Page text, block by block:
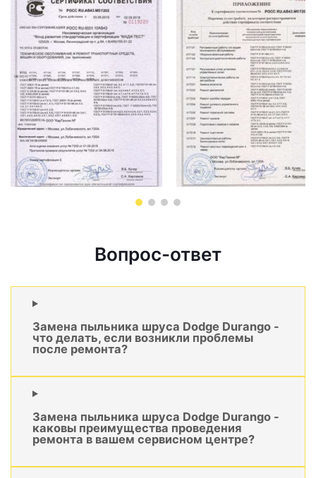
Вопрос-ответ
Замена пыльника шруса Dodge Durango -
что делать, если возникли проблемы
после ремонта?
Замена пыльника шруса Dodge Durango -
каковы преимущества проведения
ремонта в вашем сервисном центре?